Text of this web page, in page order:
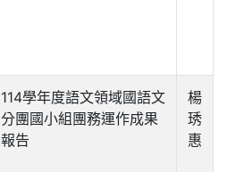
114學年度語文領域國語文
分團國小組團務運作成果
報告
楊
琇
惠